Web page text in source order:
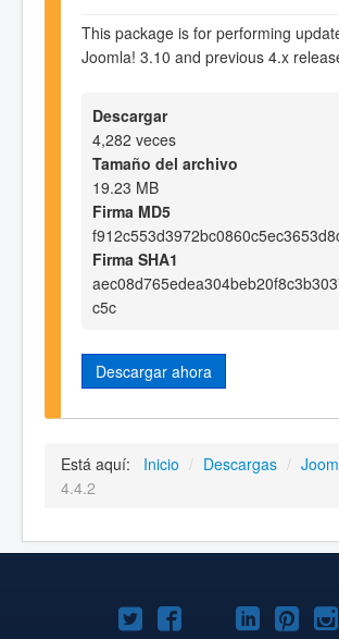
This package is for performing
Joomla! 3.10 and previous 4.x
Descargar
4,282 veces
Tamaño del archivo
19.23 MB
Firma MD5
Firma SHA1
c5c
Descargar ahora
Está aquí: Inicio / Descargas /
4.4.2
Joomla!Joomla!Joomla!
Joomla!